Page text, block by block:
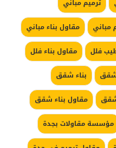
ترميم مباني
مباني
مقاول بناء مباني
فلل
مقاول بناء فلل
بناء شقق
شقق
مقاول بناء شقق
مؤسسة مقاولات بجدة